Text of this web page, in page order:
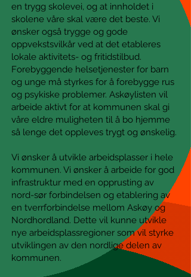
en trygg skolevei, og at innholdet i
skolene våre skal være det beste. Vi
ønsker også trygge og gode
oppvekstsvilkår ved at det etableres
lokale aktivitets- og fritidstilbud.
Forebyggende helsetjenester for barn
og unge må styrkes for å forebygge rus
og psykiske problemer. Askøylisten vil
arbeide aktivt for at kommunen skal gi
våre eldre muligheten til å bo hjemme
så lenge det oppleves trygt og ønskelig.
Vi ønsker å utvikle arbeidsplasser i hele
kommunen. Vi ønsker å arbeide for god
infrastruktur med en opprusting av
nord-sør forbindelsen og etablering av
en tverrforbindelse mellom Askøy og
Nordhordland. Dette vil kunne utvikle
nye arbeidsplassregioner som vil styrke
utviklingen av den nordlige delen av
kommunen.